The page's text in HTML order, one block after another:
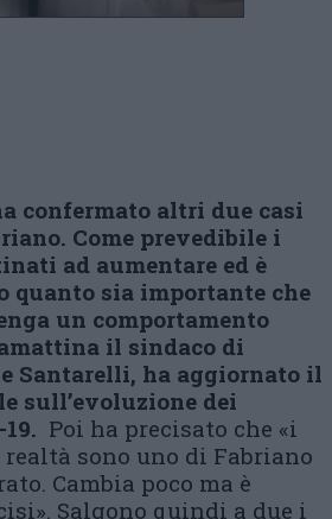
confermato altri due casi
Come prevedibile i
ad aumentare ed è
quanto sia importante che
un comportamento
il sindaco di
Santarelli, ha aggiornato il
sull’evoluzione dei
Poi ha precisato che «i
sono uno di Fabriano
Cambia poco ma è
Salgono quindi a due i